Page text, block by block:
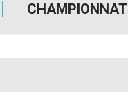
CHAMPIONNAT